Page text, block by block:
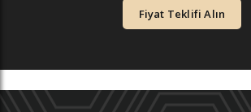
Fiyat Teklifi Alın